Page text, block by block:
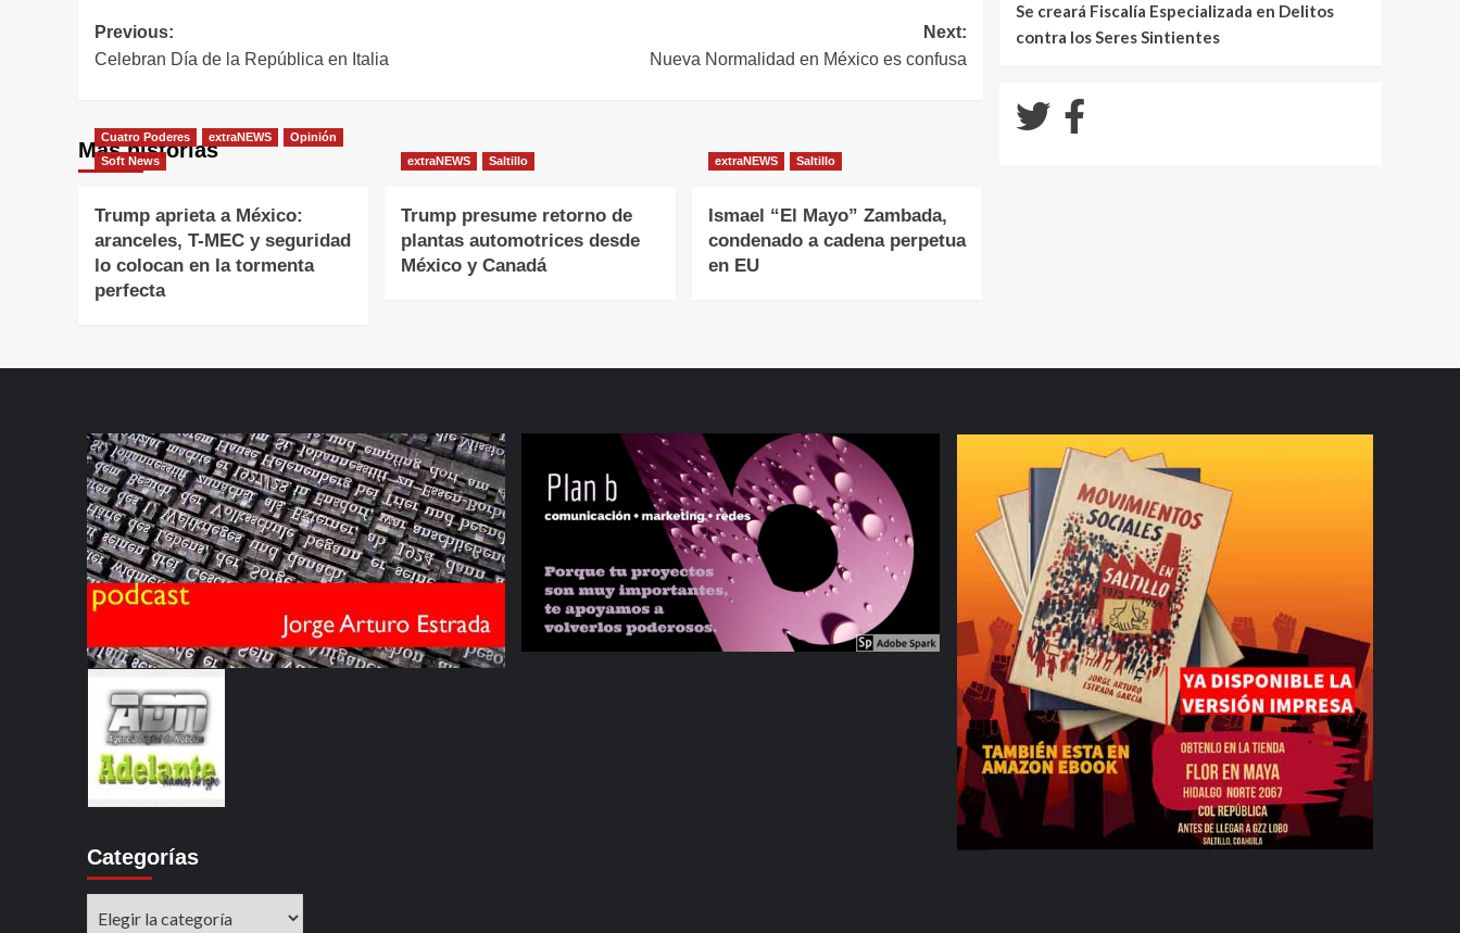
Navegación
de
Previous:
Celebran Día de la República en Italia
Next:
Nueva Normalidad en México es confusa
Más historias
Cuatro Poderes extraNEWS
Opinión
Soft News
Trump aprieta a México:
aranceles, T-MEC y seguridad
lo colocan en la tormenta
perfecta
extraNEWS Saltillo
Trump presume retorno de
plantas automotrices desde
México y Canadá
extraNEWS Saltillo
Ismael “El Mayo” Zambada,
condenado a cadena perpetua
en EU
Se creará Fiscalía Especializada en Delitos
contra los Seres Sintientes
Categorías